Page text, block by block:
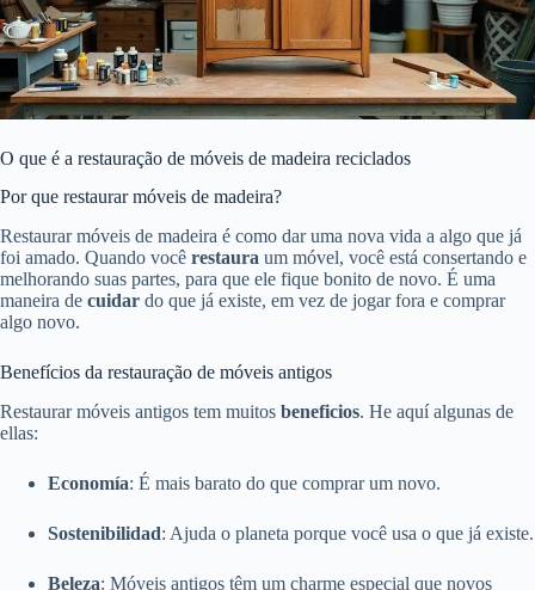
O que é a restauração de móveis de madeira reciclados
Por que restaurar móveis de madeira?
Restaurar móveis de madeira é como dar uma nova vida a algo que já
foi amado. Quando você restaura um móvel, você está consertando e
melhorando suas partes, para que ele fique bonito de novo. É uma
maneira de cuidar do que já existe, em vez de jogar fora e comprar
algo novo.
Benefícios da restauração de móveis antigos
Restaurar móveis antigos tem muitos beneficios. He aquí algunas de
ellas:
Economía: É mais barato do que comprar um novo.
Sostenibilidad: Ajuda o planeta porque você usa o que já existe.
Beleza: Móveis antigos têm um charme especial que novos